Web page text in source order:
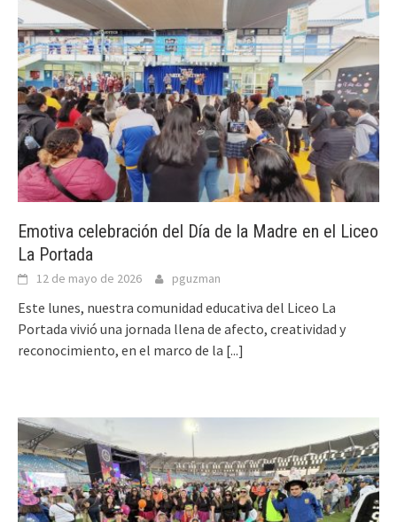
Emotiva celebración del Día de la Madre en el Liceo
La Portada
12 de mayo de 2026 pguzman
Este lunes, nuestra comunidad educativa del Liceo La
Portada vivió una jornada llena de afecto, creatividad y
reconocimiento, en el marco de la [...]